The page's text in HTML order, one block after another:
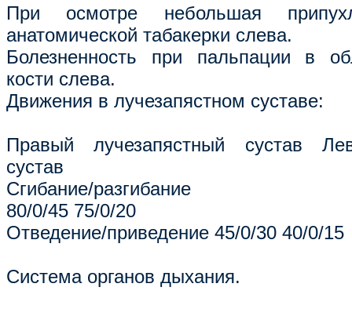
При осмотре небольшая
анатомической табакерки слева.
Болезненность при пальпации в
кости слева.
Движения в лучезапястном суставе:
Правый лучезапястный сустав
сустав
Сгибание/разгибание
80/0/45 75/0/20
Отведение/приведение 45/0/30 40/0/15
Система органов дыхания.